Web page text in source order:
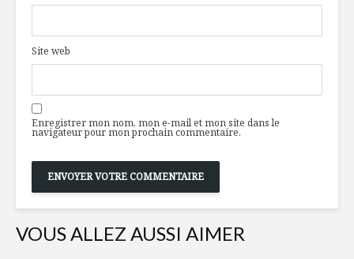
Site web
Enregistrer mon nom, mon e-mail et mon site dans le
navigateur pour mon prochain commentaire.
VOUS ALLEZ AUSSI AIMER